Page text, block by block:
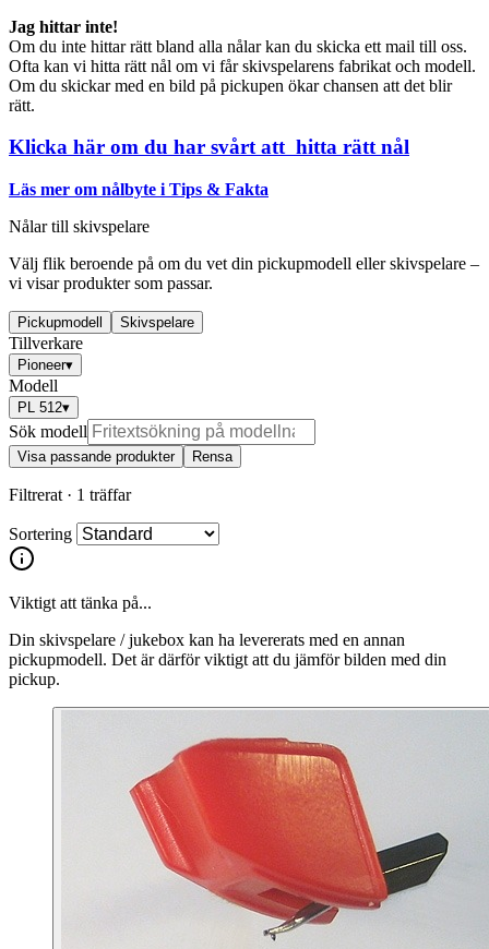
Jag hittar inte!
Om du inte hittar rätt bland alla nålar kan du skicka ett mail till oss.
Ofta kan vi hitta rätt nål om vi får skivspelarens fabrikat och modell.
Om du skickar med en bild på pickupen ökar chansen att det blir
rätt.
Klicka här om du har svårt att hitta rätt nål
Läs mer om nålbyte i Tips & Fakta
Nålar till skivspelare
Välj flik beroende på om du vet din pickupmodell eller skivspelare –
vi visar produkter som passar.
Pickupmodell Skivspelare
Tillverkare
Pioneer▾
Modell
PL 512▾
Sök modell
Visa passande produkter Rensa
Filtrerat · 1 träffar
Sortering
Viktigt att tänka på...
Din skivspelare / jukebox kan ha levererats med en annan
pickupmodell. Det är därför viktigt att du jämför bilden med din
pickup.